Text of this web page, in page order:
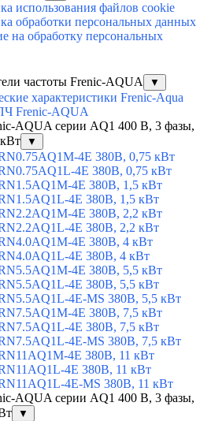
использования файлов cookie
обработки персональных данных
на обработку персональных
частоты Frenic-AQUA ▼
характеристики Frenic-Aqua
Frenic-AQUA
AQUA серии AQ1 400 В, 3 фазы,
▼
4E 380В, 0,75 кВт
4E 380В, 0,75 кВт
4E 380В, 1,5 кВт
4E 380В, 1,5 кВт
4E 380В, 2,2 кВт
4E 380В, 2,2 кВт
4E 380В, 4 кВт
4E 380В, 4 кВт
4E 380В, 5,5 кВт
4E 380В, 5,5 кВт
4E-MS 380В, 5,5 кВт
4E 380В, 7,5 кВт
4E 380В, 7,5 кВт
4E-MS 380В, 7,5 кВт
4E 380В, 11 кВт
4E 380В, 11 кВт
4E-MS 380В, 11 кВт
AQUA серии AQ1 400 В, 3 фазы,
▼